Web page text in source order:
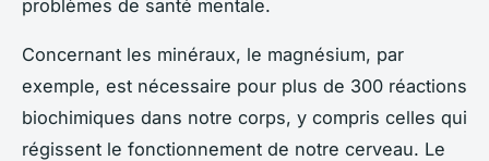
problèmes de santé mentale.
Concernant les minéraux, le magnésium, par
exemple, est nécessaire pour plus de 300 réactions
biochimiques dans notre corps, y compris celles qui
régissent le fonctionnement de notre cerveau. Le